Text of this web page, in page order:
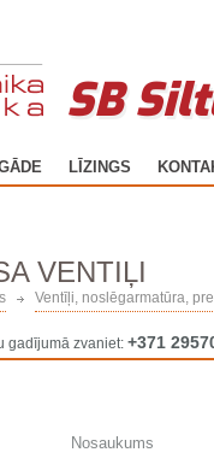
SB
LĪZINGS
VENTIĻI
Ventīļi, noslēgarmatūra,
gadījumā zvaniet: +371
Nosaukums